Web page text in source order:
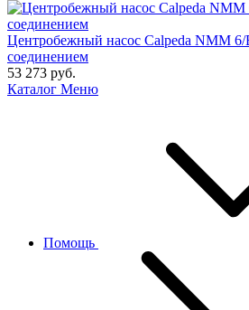
Центробежный насос Calpeda NMM 6/
соединением
53 273 руб.
Каталог Меню
Помощь